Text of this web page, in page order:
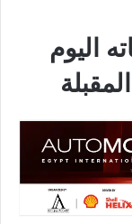
اليوم